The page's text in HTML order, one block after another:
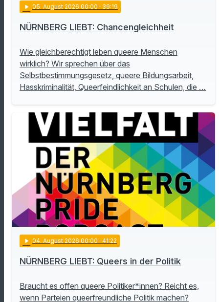
play_arrow 05. August 2026 00:00 · 39:19
NÜRNBERG LIEBT: Chancengleichheit
Wie gleichberechtigt leben queere Menschen
wirklich? Wir sprechen über das
Selbstbestimmungsgesetz, queere Bildungsarbeit,
Hasskriminalität, Queerfeindlichkeit an Schulen, die …
play_arrow 04. August 2026 00:00 · 41:22
NÜRNBERG LIEBT: Queers in der Politik
Braucht es offen queere Politiker*innen? Reicht es,
wenn Parteien queerfreundliche Politik machen?